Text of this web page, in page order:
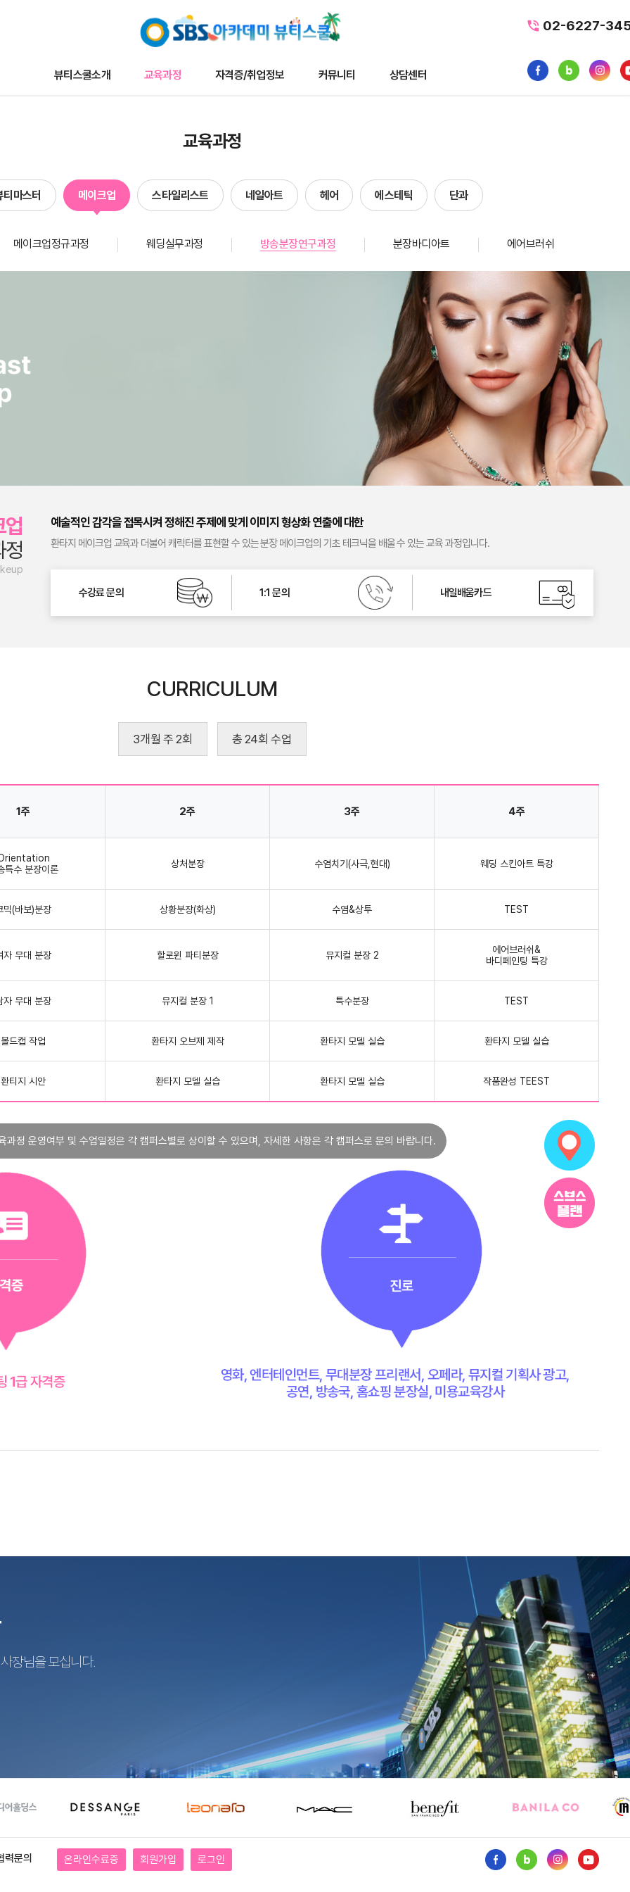
02-6227-
뷰티스쿨소개 교육과정 자격증/취업정보 커뮤니티 상담센터
일리스트
헤어
에스테틱
채용/취업정보
자료실
이벤트
수강생인터뷰
합격자현황
내일배움카드
자주묻는질문
교육과정
마스터 메이크업
메이크업정규과정 웨딩실무과정 방송분장연구과정 분장바디아트 에어브러쉬
스타일리스트 네일아트 헤어 에스테틱 단과
업
정
예술적인 감각을 접목시켜 정해진 주제에 맞게 이미지 형상화 연출에 대한
환타지 메이크업 교육과 더불어 캐릭터를 표현할 수 있는 분장 메이크업의 기초 테크닉을 배울 수 있는 교육 과정입니다.
수강료 문의 1:1 문의 내일배움카드
CURRICULUM
3개월 주 2회 총 24회 수업
1주 2주 3주 4주
특수 분장이론
상처분장 수염치기(사극,현대) 웨딩 스킨아트 특강
믹(바보)분장 상황분장(화상) 수염&상투 TEST
자 무대 분장 할로윈 파티분장 뮤지컬 분장 2
에어브러쉬&
바디페인팅 특강
자 무대 분장 뮤지컬 분장 1 특수분장 TEST
볼드캡 작업 환타지 오브제 제작 환타지 모델 실습 환타지 모델 실습
환티지 시안 환타지 모델 실습 환타지 모델 실습 작품완성 TEEST
과정 운영여부 및 수업일정은 각 캠퍼스별로 상이할 수 있으며, 자세한 사항은 각 캠퍼스로 문의 바랍니다.
장님을 모십니다.
력문의 온라인수료증 회원가입 로그인